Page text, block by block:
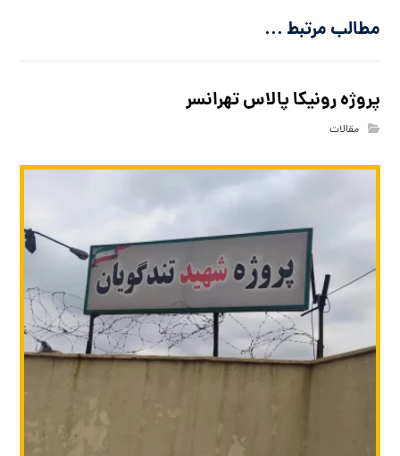
مطالب مرتبط ...
پروژه رونیکا پالاس تهرانسر
مقالات